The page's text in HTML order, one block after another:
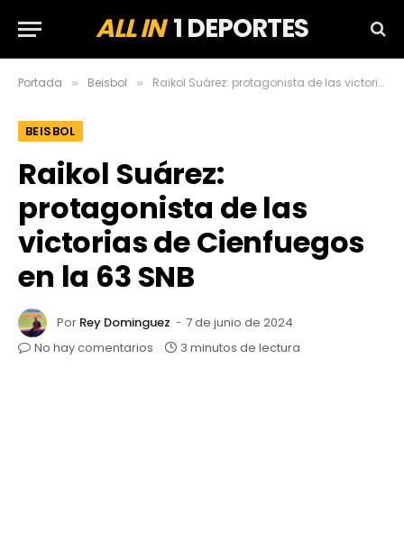
ALL IN1 DEPORTES
Portada » Beisbol » Raikol Suárez: protagonista de las victorias de Cienfuegos en la 63 SNB
BEISBOL
Raikol Suárez:
protagonista de las
victorias de Cienfuegos
en la 63 SNB
Por Rey Dominguez
7 de junio de 2024
No hay comentarios
3 minutos de lectura